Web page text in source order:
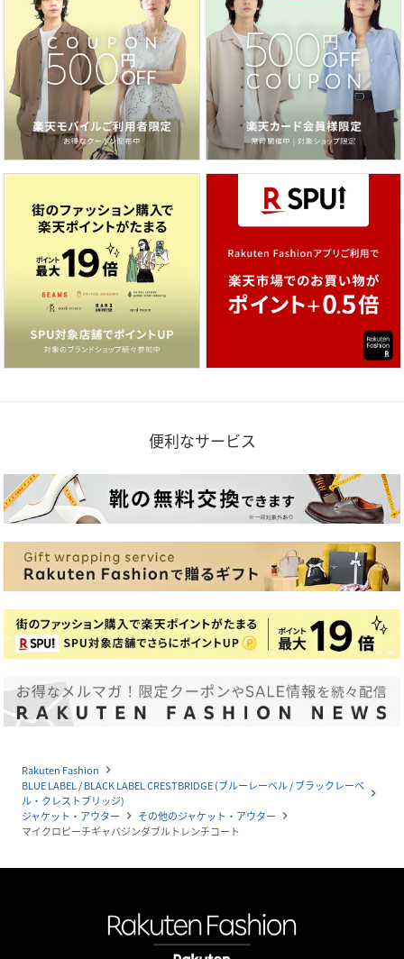
便利なサービス
Rakuten Fashion navigate_next
BLUE LABEL / BLACK LABEL CRESTBRIDGE (ブルーレーベル / ブラックレーベ
ル・クレストブリッジ)
navigate_next
ジャケット・アウター navigate_next その他のジャケット・アウター navigate_next
マイクロピーチギャバジンダブルトレンチコート